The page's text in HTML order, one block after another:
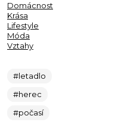
Domácnost
Krása
Lifestyle
Móda
Vztahy
#letadlo
#herec
#počasí